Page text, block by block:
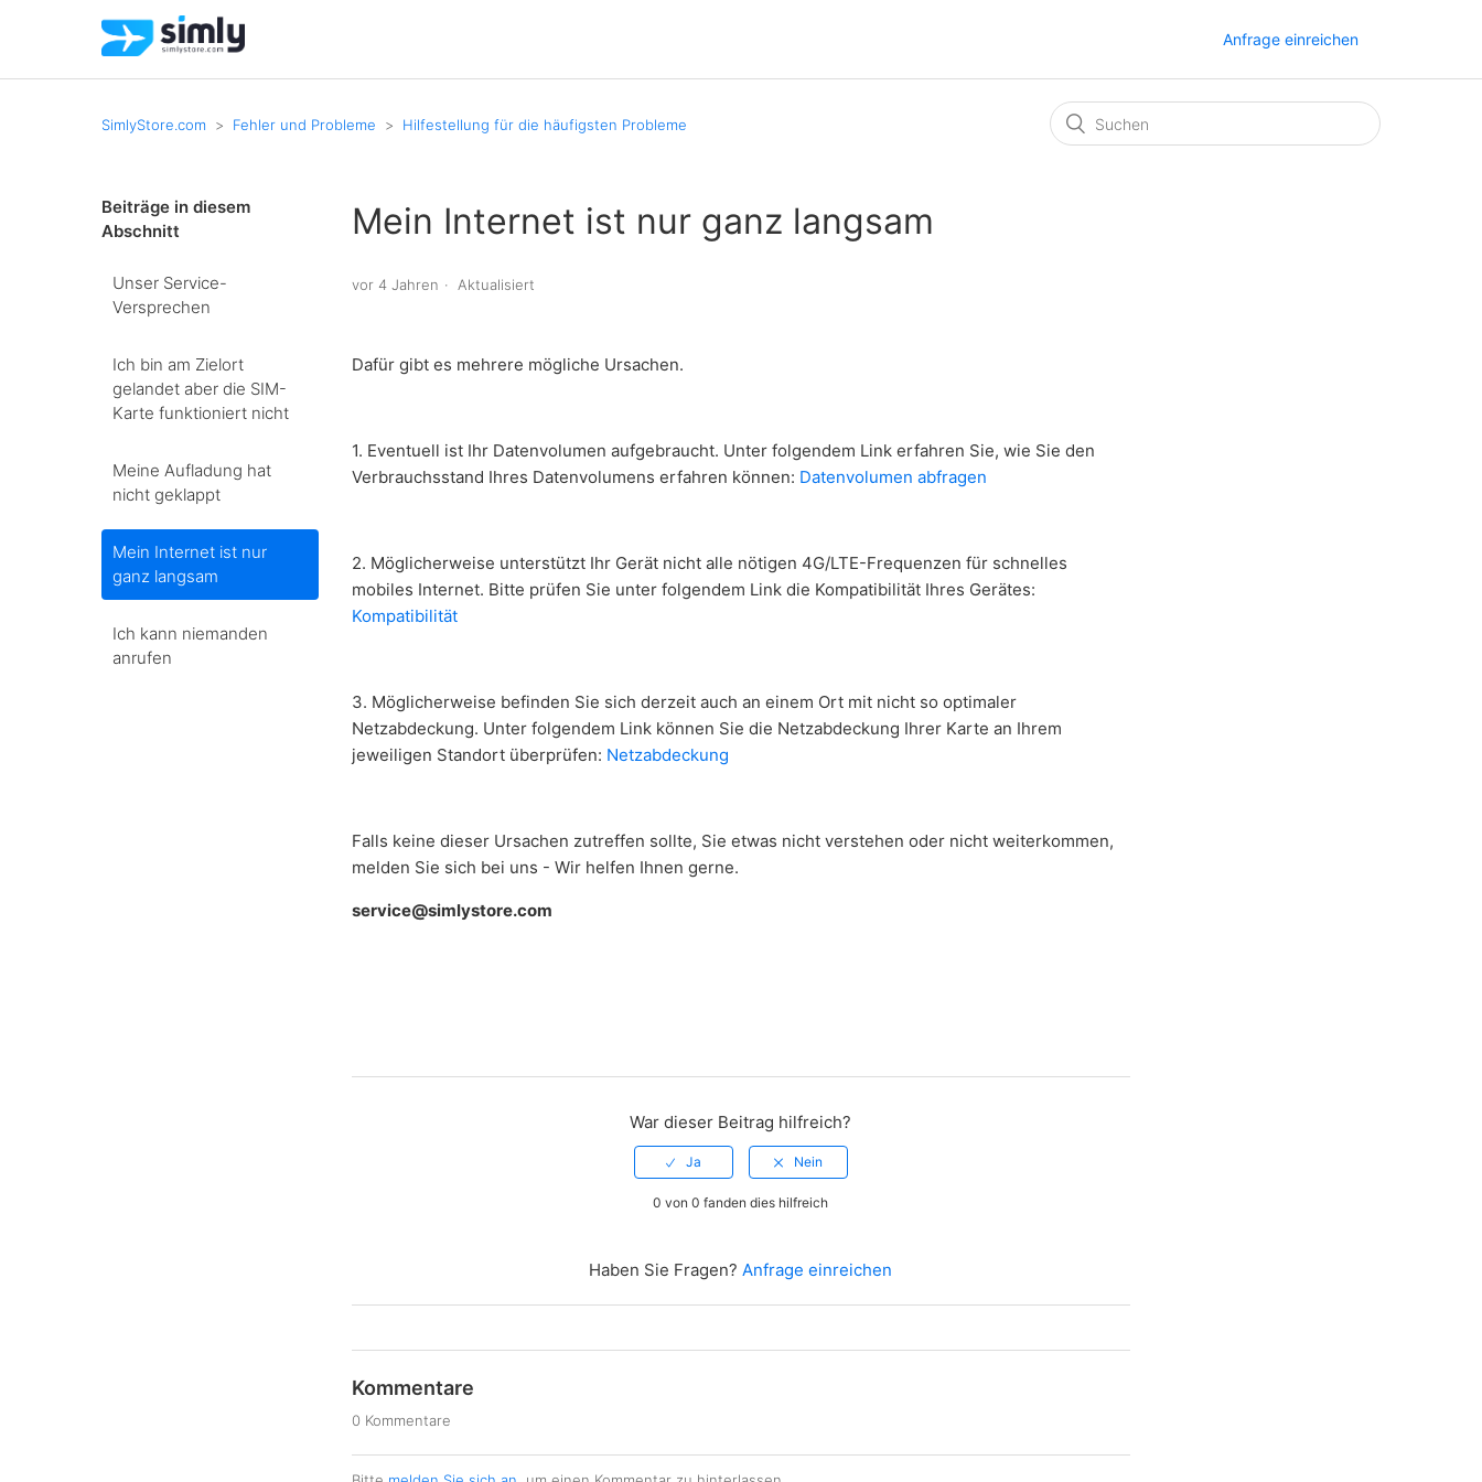
Anfrage einreichen
SimlyStore.com Fehler und Probleme Hilfestellung für die häufigsten Probleme
Beiträge in diesem
Abschnitt
Unser Service-
Versprechen
Ich bin am Zielort
gelandet aber die SIM-
Karte funktioniert nicht
Meine Aufladung hat
nicht geklappt
Mein Internet ist nur
ganz langsam
Ich kann niemanden
anrufen
Mein Internet ist nur ganz langsam
vor 4 Jahren Aktualisiert
Dafür gibt es mehrere mögliche Ursachen.
1. Eventuell ist Ihr Datenvolumen aufgebraucht. Unter folgendem Link erfahren Sie, wie Sie den
Verbrauchsstand Ihres Datenvolumens erfahren können: Datenvolumen abfragen
2. Möglicherweise unterstützt Ihr Gerät nicht alle nötigen 4G/LTE-Frequenzen für schnelles
mobiles Internet. Bitte prüfen Sie unter folgendem Link die Kompatibilität Ihres Gerätes:
Kompatibilität
3. Möglicherweise befinden Sie sich derzeit auch an einem Ort mit nicht so optimaler
Netzabdeckung. Unter folgendem Link können Sie die Netzabdeckung Ihrer Karte an Ihrem
jeweiligen Standort überprüfen: Netzabdeckung
Falls keine dieser Ursachen zutreffen sollte, Sie etwas nicht verstehen oder nicht weiterkommen,
melden Sie sich bei uns - Wir helfen Ihnen gerne.
service@simlystore.com
War dieser Beitrag hilfreich?
0 von 0 fanden dies hilfreich
Haben Sie Fragen?Anfrage einreichen
Kommentare
0 Kommentare